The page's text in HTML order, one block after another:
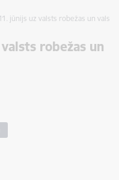
jūnijs uz valsts robežas un valsts
robežas un